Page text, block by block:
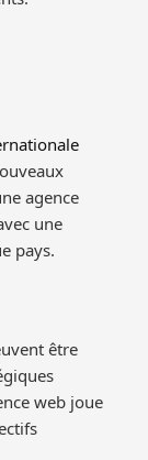
agence
une
pays.
être
web joue